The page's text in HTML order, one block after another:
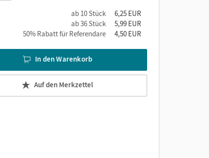
ab 10 Stück
6,25 EUR
ab 36 Stück
5,99 EUR
50% Rabatt für Referendare
4,50 EUR
In den Warenkorb
Auf den Merkzettel